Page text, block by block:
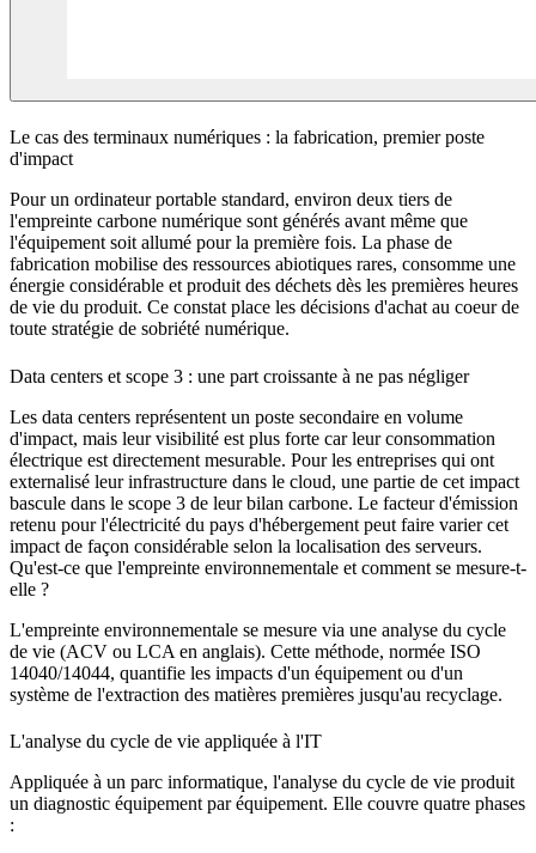
Le cas des terminaux numériques : la fabrication, premier poste
d'impact
Pour un ordinateur portable standard, environ deux tiers de
l'empreinte carbone numérique sont générés avant même que
l'équipement soit allumé pour la première fois. La phase de
fabrication mobilise des ressources abiotiques rares, consomme une
énergie considérable et produit des déchets dès les premières heures
de vie du produit. Ce constat place les décisions d'achat au coeur de
toute stratégie de sobriété numérique.
Data centers et scope 3 : une part croissante à ne pas négliger
Les data centers représentent un poste secondaire en volume
d'impact, mais leur visibilité est plus forte car leur consommation
électrique est directement mesurable. Pour les entreprises qui ont
externalisé leur infrastructure dans le cloud, une partie de cet impact
bascule dans le scope 3 de leur bilan carbone. Le facteur d'émission
retenu pour l'électricité du pays d'hébergement peut faire varier cet
impact de façon considérable selon la localisation des serveurs.
Qu'est-ce que l'empreinte environnementale et comment se mesure-t-
elle ?
L'empreinte environnementale se mesure via une analyse du cycle
de vie (ACV ou LCA en anglais). Cette méthode, normée ISO
14040/14044, quantifie les impacts d'un équipement ou d'un
système de l'extraction des matières premières jusqu'au recyclage.
L'analyse du cycle de vie appliquée à l'IT
Appliquée à un parc informatique, l'analyse du cycle de vie produit
un diagnostic équipement par équipement. Elle couvre quatre phases
: